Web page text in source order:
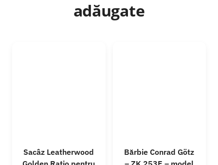
adăugate
Sacâz Leatherwood
Bărbie Conrad Götz